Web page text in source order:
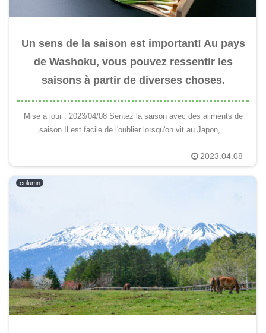
Un sens de la saison est important! Au pays
de Washoku, vous pouvez ressentir les
saisons à partir de diverses choses.
Mise à jour : 2023/04/08 Sentez la saison avec des aliments de
saison Il est facile de l'oublier lorsqu'on vit au Japon,...
2023.04.08
column